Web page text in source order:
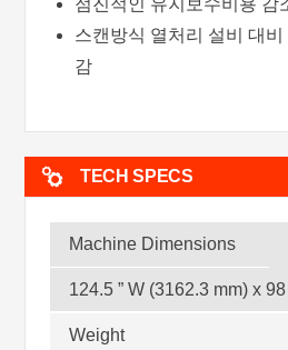
점진적인 유지보수비용 감
스캔방식 열처리 설비 대
감
TECH SPECS
Machine Dimensions
124.5 ” W (3162.3 mm) x
Weight